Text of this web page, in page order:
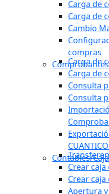
Carga de
Carga de
Cambio
compras
Comprobantes
Carga de
Carga de
Consulta
Consulta
Contables/Caja
Crear
Crear
Apertura